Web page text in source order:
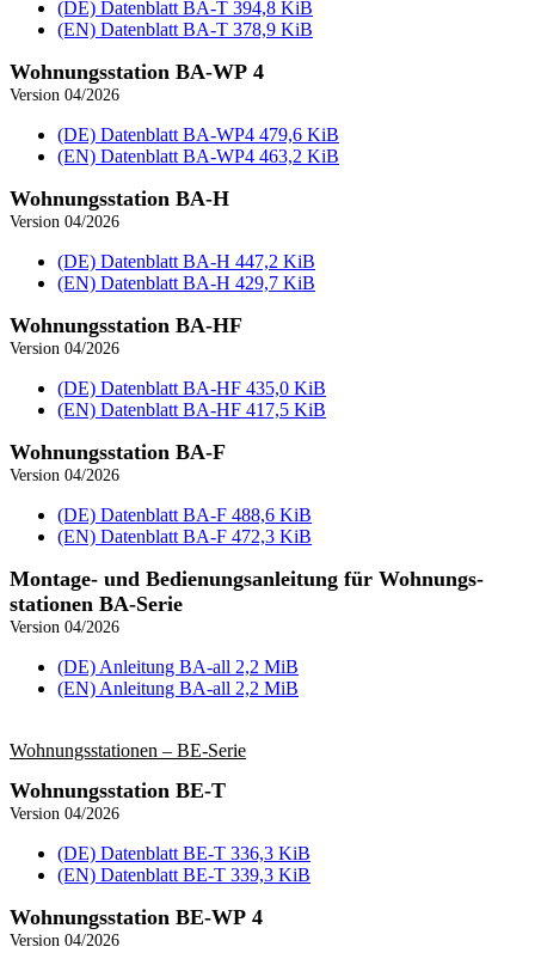
(DE) Datenblatt BA‑T 394,8 KiB
(EN) Datenblatt BA‑T 378,9 KiB
Wohnungs­station BA-WP 4
Version 04/2026
(DE) Datenblatt BA‑WP4 479,6 KiB
(EN) Datenblatt BA‑WP4 463,2 KiB
Wohnungs­station BA-H
Version 04/2026
(DE) Datenblatt BA‑H 447,2 KiB
(EN) Datenblatt BA‑H 429,7 KiB
Wohnungs­station BA-HF
Version 04/2026
(DE) Datenblatt BA‑HF 435,0 KiB
(EN) Datenblatt BA‑HF 417,5 KiB
Wohnungs­station BA-F
Version 04/2026
(DE) Datenblatt BA‑F 488,6 KiB
(EN) Datenblatt BA‑F 472,3 KiB
Montage- und Bedienungsanleitung für Wohnungs­
stationen BA-Serie
Version 04/2026
(DE) Anleitung BA‑all 2,2 MiB
(EN) Anleitung BA‑all 2,2 MiB
Wohnungs­stationen – BE‑Serie
Wohnungs­station BE-T
Version 04/2026
(DE) Datenblatt BE‑T 336,3 KiB
(EN) Datenblatt BE‑T 339,3 KiB
Wohnungs­station BE-WP 4
Version 04/2026